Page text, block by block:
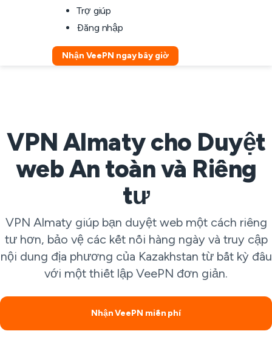
Trợ giúp
Đăng nhập
Nhận VeePN ngay bây giờ
VPN Almaty cho Duyệt
web An toàn và Riêng
tư
VPN Almaty giúp bạn duyệt web một cách riêng
tư hơn, bảo vệ các kết nối hàng ngày và truy cập
nội dung địa phương của Kazakhstan từ bất kỳ đâu
với một thiết lập VeePN đơn giản.
Nhận VeePN miễn phí